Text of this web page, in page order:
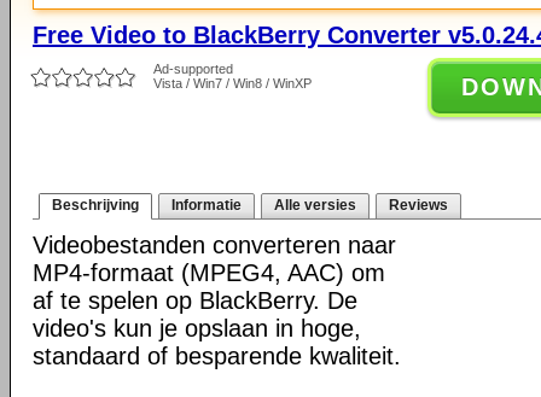
Free Video to BlackBerry Converter
Ad-supported
Vista / Win7 / Win8 / WinXP
Beschrijving Informatie Alle versies Reviews
Videobestanden converteren naar
MP4-formaat (MPEG4, AAC) om
af te spelen op BlackBerry. De
video's kun je opslaan in hoge,
standaard of besparende kwaliteit.